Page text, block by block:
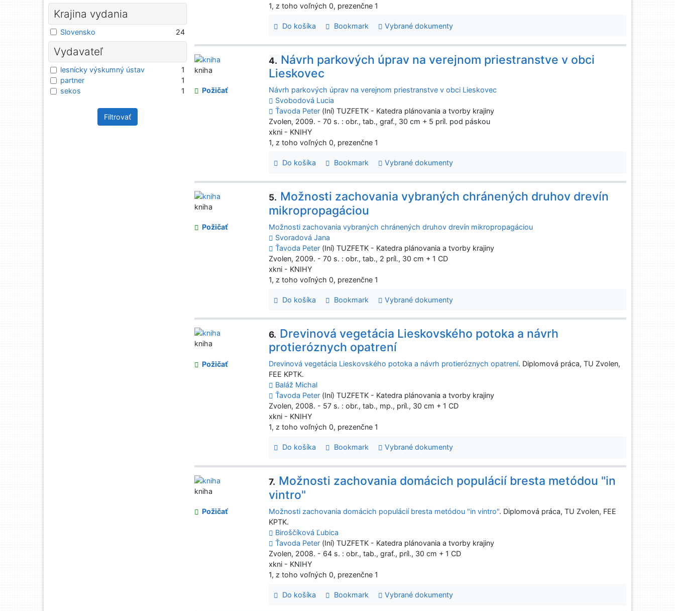
1, z toho voľných 0, prezenčne 1
Do košíka Bookmark Vybrané dokumenty
4. Návrh parkových úprav na verejnom priestranstve v obci
Lieskovec
Návrh parkových úprav na verejnom priestranstve v obci Lieskovec
Svobodová Lucia
Ťavoda Peter (Iní) TUZFETK - Katedra plánovania a tvorby krajiny
Zvolen, 2009. - 70 s. : obr., tab., graf., 30 cm + 5 príl. pod páskou
xkni - KNIHY
1, z toho voľných 0, prezenčne 1
Do košíka Bookmark Vybrané dokumenty
kniha
Požičať
5. Možnosti zachovania vybraných chránených druhov drevín
mikropropagáciou
Možnosti zachovania vybraných chránených druhov drevín mikropropagáciou
Svoradová Jana
Ťavoda Peter (Iní) TUZFETK - Katedra plánovania a tvorby krajiny
Zvolen, 2009. - 70 s. : obr., tab., 2 príl., 30 cm + 1 CD
xkni - KNIHY
1, z toho voľných 0, prezenčne 1
Do košíka Bookmark Vybrané dokumenty
kniha
Požičať
6. Drevinová vegetácia Lieskovského potoka a návrh
protieróznych opatrení
Drevinová vegetácia Lieskovského potoka a návrh protieróznych opatrení. Diplomová práca, TU Zvolen,
FEE KPTK.
Baláž Michal
Ťavoda Peter (Iní) TUZFETK - Katedra plánovania a tvorby krajiny
Zvolen, 2008. - 57 s. : obr., tab., mp., príl., 30 cm + 1 CD
xkni - KNIHY
1, z toho voľných 0, prezenčne 1
Do košíka Bookmark Vybrané dokumenty
kniha
Požičať
7. Možnosti zachovania domácich populácií bresta metódou "in
vintro"
Možnosti zachovania domácich populácií bresta metódou "in vintro". Diplomová práca, TU Zvolen, FEE
KPTK.
Biroščíková Ľubica
Ťavoda Peter (Iní) TUZFETK - Katedra plánovania a tvorby krajiny
Zvolen, 2008. - 64 s. : obr., tab., graf., príl., 30 cm + 1 CD
xkni - KNIHY
1, z toho voľných 0, prezenčne 1
Do košíka Bookmark Vybrané dokumenty
kniha
Požičať
Krajina vydania
Slovensko 24
Vydavateľ
lesnícky výskumný ústav
1
partner
1
sekos
1
Filtrovať